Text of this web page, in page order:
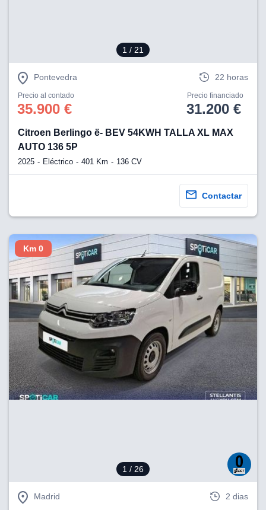
1 / 21
Pontevedra 22 horas
Precio al contado
35.900 €
Precio financiado
31.200 €
Citroen Berlingo ë- BEV 54KWH TALLA XL MAX
AUTO 136 5P
2025 Eléctrico 401 Km 136 CV
Contactar
1 / 26
Km 0
Madrid 2 dias